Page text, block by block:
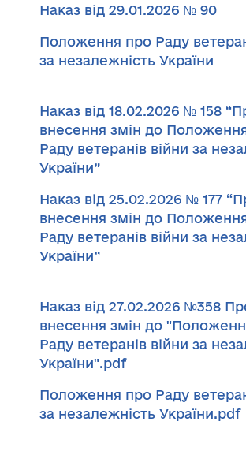
Наказ від 29.01.2026 № 90
Положення про Раду
за незалежність України
Наказ від 18.02.2026 № 158
внесення змін до
Раду ветеранів війни за
України”
Наказ від 25.02.2026 № 177
внесення змін до
Раду ветеранів війни за
України”
Наказ від 27.02.2026 №358
внесення змін до
Раду ветеранів війни за
України".pdf
Положення про Раду
за незалежність України.pdf